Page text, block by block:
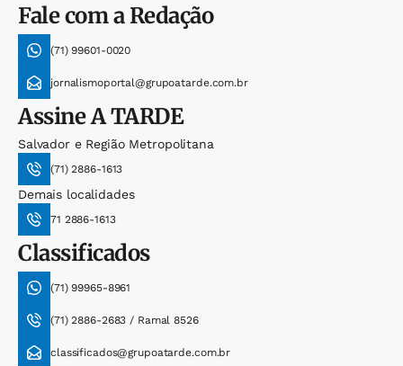
Fale com a Redação
(71) 99601-0020
jornalismoportal@grupoatarde.com.br
AssineA TARDE
Salvador e Região Metropolitana
(71) 2886-1613
Demais localidades
71 2886-1613
Classificados
(71) 99965-8961
(71) 2886-2683 / Ramal 8526
classificados@grupoatarde.com.br